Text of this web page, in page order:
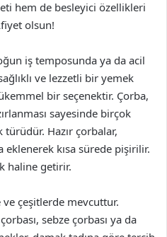
hem de besleyici özellikleri
olsun!
iş temposunda ya da acil
ve lezzetli bir yemek
bir seçenektir. Çorba,
sayesinde birçok
Hazır çorbalar,
kısa sürede pişirilir.
haline getirir.
ve çeşitlerde mevcuttur.
sebze çorbası ya da